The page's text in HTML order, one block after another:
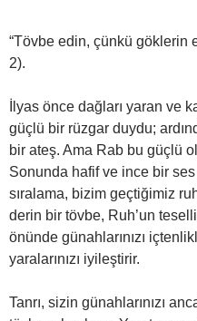
“Tövbe edin, çünkü göklerin
2).
İlyas önce dağları yaran ve
güçlü bir rüzgar duydu;
bir ateş. Ama Rab bu güçlü
Sonunda hafif ve ince bir
sıralama, bizim geçtiğimiz
derin bir tövbe, Ruh’un
önünde günahlarınızı
yaralarınızı iyileştirir.
Tanrı, sizin günahlarınızı